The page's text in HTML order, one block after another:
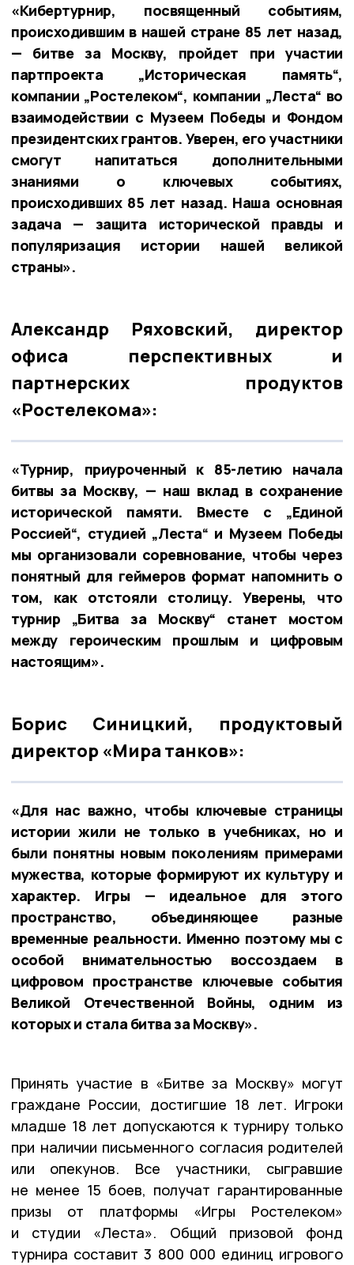
«Кибертурнир, посвященный событиям,
происходившим в нашей стране 85 лет назад,
— битве за Москву, пройдет при участии
партпроекта „Историческая память“,
компании „Ростелеком“, компании „Леста“ во
взаимодействии с Музеем Победы и Фондом
президентских грантов. Уверен, его участники
смогут напитаться дополнительными
знаниями о ключевых событиях,
происходивших 85 лет назад. Наша основная
задача — защита исторической правды и
популяризация истории нашей великой
страны».
Александр Ряховский, директор
офиса перспективных и
партнерских продуктов
«Ростелекома»:
«Турнир, приуроченный к 85-летию начала
битвы за Москву, — наш вклад в сохранение
исторической памяти. Вместе с „Единой
Россией“, студией „Леста“ и Музеем Победы
мы организовали соревнование, чтобы через
понятный для геймеров формат напомнить о
том, как отстояли столицу. Уверены, что
турнир „Битва за Москву“ станет мостом
между героическим прошлым и цифровым
настоящим».
Борис Синицкий, продуктовый
директор «Мира танков»:
«Для нас важно, чтобы ключевые страницы
истории жили не только в учебниках, но и
были понятны новым поколениям примерами
мужества, которые формируют их культуру и
характер. Игры — идеальное для этого
пространство, объединяющее разные
временные реальности. Именно поэтому мы с
особой внимательностью воссоздаем в
цифровом пространстве ключевые события
Великой Отечественной Войны, одним из
которых и стала битва за Москву».
Принять участие в «Битве за Москву» могут
граждане России, достигшие 18 лет. Игроки
младше 18 лет допускаются к турниру только
при наличии письменного согласия родителей
или опекунов. Все участники, сыгравшие
не менее 15 боев, получат гарантированные
призы от платформы «Игры Ростелеком»
и студии «Леста». Общий призовой фонд
турнира составит 3 800 000 единиц игрового